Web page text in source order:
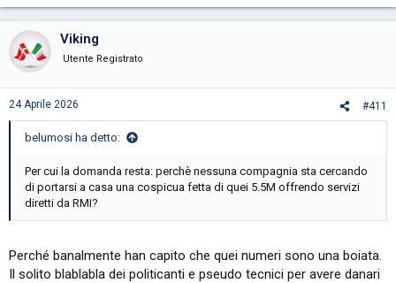
t
i
n
s
Viking
Utente Registrato
24 Aprile 2026 #411
belumosi ha detto:
Per cui la domanda resta: perchè nessuna compagnia sta cercando
di portarsi a casa una cospicua fetta di quei 5.5M offrendo servizi
diretti da RMI?
Perché banalmente han capito che quei numeri sono una boiata.
Il solito blablabla dei politicanti e pseudo tecnici per avere danari